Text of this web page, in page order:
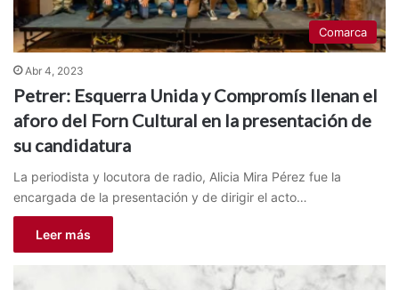
Comarca
Abr 4, 2023
Petrer: Esquerra Unida y Compromís llenan el
aforo del Forn Cultural en la presentación de
su candidatura
La periodista y locutora de radio, Alicia Mira Pérez fue la
encargada de la presentación y de dirigir el acto…
Leer más